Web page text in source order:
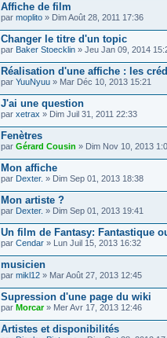
Affiche de film
par moplito » Dim Août 28, 2011 17:36
Changer le titre d'un topic
par Baker Stoecklin » Jeu Jan 09, 2014
Réalisation d'une affiche : les
par YuuNyuu » Mar Déc 10, 2013 15:21
J'ai une question
par xetrax » Dim Juil 31, 2011 22:33
Fenètres
par Gérard Cousin » Dim Nov 10, 2013
Mon affiche
par Dexter. » Dim Sep 01, 2013 18:38
Mon artiste ?
par Dexter. » Dim Sep 01, 2013 19:41
Un film de Fantasy: Fantastique
par Cendar » Lun Juil 15, 2013 16:32
musicien
par mikl12 » Mar Août 27, 2013 12:45
Supression d'une page du wiki
par Morcar» Mer Avr 17, 2013 12:46
Artistes et disponibilités